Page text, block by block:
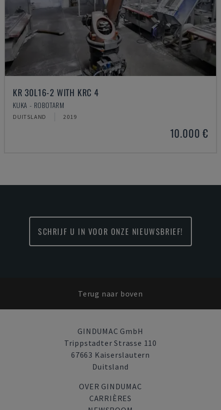
KR 30L16-2 WITH KRC 4
KUKA - ROBOTARM
DUITSLAND 2019
10.000 €
SCHRIJF U IN VOOR ONZE NIEUWSBRIEF!
Terug naar boven
GINDUMAC GmbH
Trippstadter Strasse 110
67663 Kaiserslautern
Duitsland
OVER GINDUMAC
CARRIÈRES